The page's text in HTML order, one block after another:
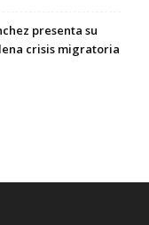
presenta su
crisis migratoria